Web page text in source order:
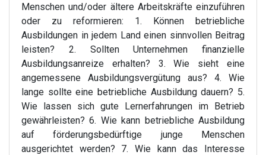
Menschen und/oder ältere Arbeitskräfte einzuführen
oder zu reformieren: 1. Können betriebliche
Ausbildungen in jedem Land einen sinnvollen Beitrag
leisten? 2. Sollten Unternehmen finanzielle
Ausbildungsanreize erhalten? 3. Wie sieht eine
angemessene Ausbildungsvergütung aus? 4. Wie
lange sollte eine betriebliche Ausbildung dauern? 5.
Wie lassen sich gute Lernerfahrungen im Betrieb
gewährleisten? 6. Wie kann betriebliche Ausbildung
auf förderungsbedürftige junge Menschen
ausgerichtet werden? 7. Wie kann das Interesse